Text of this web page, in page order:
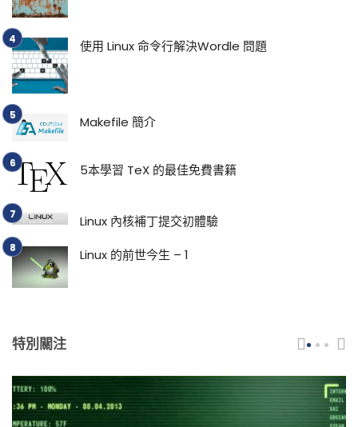
使用 Linux 命令行解決Wordle 問題
Makefile 簡介
5本學習 TeX 的最佳免費書籍
Linux 內核補丁提交初體驗
Linux 的前世今生 – 1
特別關注